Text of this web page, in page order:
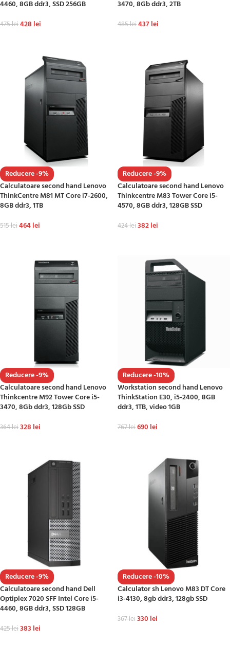
4460, 8GB ddr3, SSD 256GB
475lei428 lei
3470, 8Gb ddr3, 2TB
485lei437lei
Reducere -9%
Calculatoare second hand Lenovo
ThinkCentre M81 MT Core i7-2600,
8GB ddr3, 1TB
515lei464lei
Reducere -9%
Calculatoare second hand Lenovo
Thinkcentre M83 Tower Core i5-
4570, 8GB ddr3, 128GB SSD
424lei382lei
Reducere -9%
Calculatoare second hand Lenovo
Thinkcentre M92 Tower Core i5-
3470, 8Gb ddr3, 128Gb SSD
364lei328 lei
Reducere -10%
Workstation second hand Lenovo
ThinkStation E30, i5-2400, 8GB
ddr3, 1TB, video 1GB
767lei690 lei
Reducere -9%
Calculatoare second hand Dell
Optiplex 7020 SFF Intel Core i5-
4460, 8GB ddr3, SSD 128GB
425lei383 lei
Reducere -10%
Calculator sh Lenovo M83 DT Core
i3-4130, 8gb ddr3, 128gb SSD
367lei330 lei